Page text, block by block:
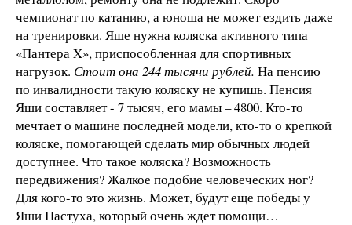
чемпионат по катанию, а юноша не может ездить даже
на тренировки. Яше нужна коляска активного типа
«Пантера X», приспособленная для спортивных
нагрузок. Стоит она 244 тысячи рублей. На пенсию
по инвалидности такую коляску не купишь. Пенсия
Яши составляет - 7 тысяч, его мамы – 4800. Кто-то
мечтает о машине последней модели, кто-то о крепкой
коляске, помогающей сделать мир обычных людей
доступнее. Что такое коляска? Возможность
передвижения? Жалкое подобие человеческих ног?
Для кого-то это жизнь. Может, будут еще победы у
Яши Пастуха, который очень ждет помощи…